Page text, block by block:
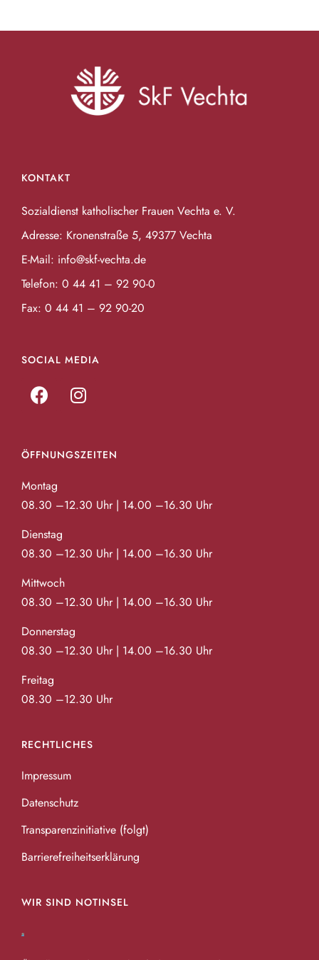
KONTAKT
Sozialdienst katholischer Frauen Vechta e. V.
Adresse: Kronenstraße 5, 49377 Vechta
E-Mail: info@skf-vechta.de
Telefon: 0 44 41 – 92 90-0
Fax: 0 44 41 – 92 90-20
SOCIAL MEDIA
ÖFFNUNGSZEITEN
Montag
08.30 –12.30 Uhr | 14.00 –16.30 Uhr
Dienstag
08.30 –12.30 Uhr | 14.00 –16.30 Uhr
Mittwoch
08.30 –12.30 Uhr | 14.00 –16.30 Uhr
Donnerstag
08.30 –12.30 Uhr | 14.00 –16.30 Uhr
Freitag
08.30 –12.30 Uhr
RECHTLICHES
Impressum
Datenschutz
Transparenzinitiative (folgt)
Barrierefreiheitserklärung
WIR SIND NOTINSEL